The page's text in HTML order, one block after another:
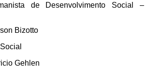
de Desenvolvimento Social –
Bizotto
Gehlen